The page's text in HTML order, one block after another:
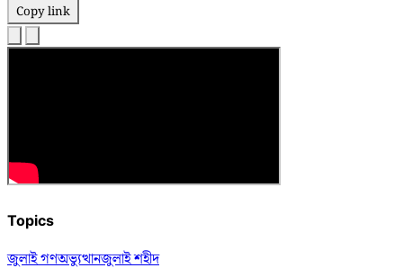
Copy link
Topics
জুলাই গণঅভ্যুত্থানজুলাই শহীদ